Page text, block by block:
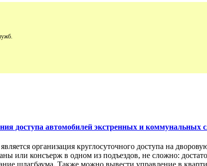
доступа автомобилей экстренных и
организация круглосуточного доступа на
или консъерж в одном из подъездов, не сложно: